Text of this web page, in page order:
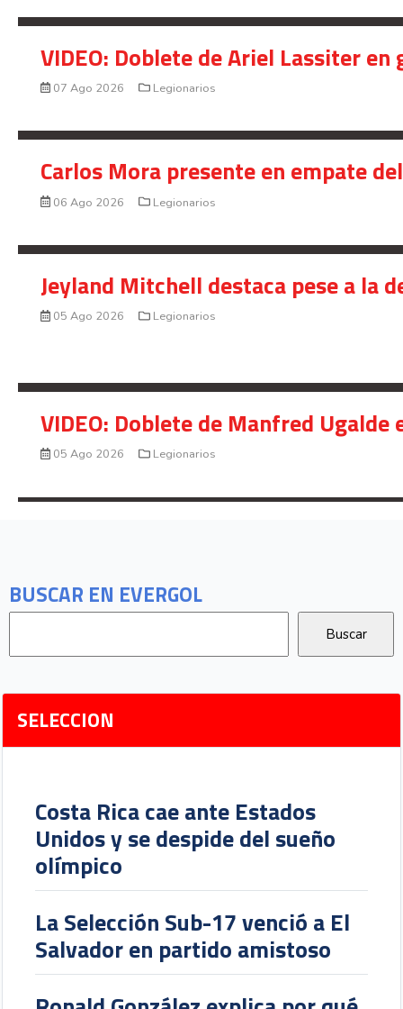
BUSCAR EN EVERGOL
SELECCION
Costa Rica cae ante Estados
Unidos y se despide del sueño
olímpico
La Selección Sub-17 venció a El
Salvador en partido amistoso
VIDEO: Doblete de Ariel Lassiter
07 Ago 2026 Legionarios
Carlos Mora presente en empate
06 Ago 2026 Legionarios
Jeyland Mitchell destaca pese a la
05 Ago 2026 Legionarios
VIDEO: Doblete de Manfred
05 Ago 2026 Legionarios